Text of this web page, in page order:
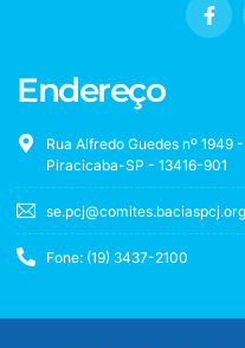
Endereço
Rua Alfredo Guedes nº
Piracicaba-SP - 13416-901
Fone: (19) 3437-2100